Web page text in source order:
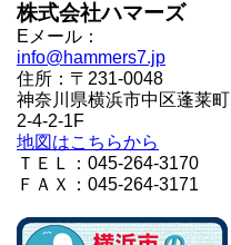
株式会社ハマーズ
Eメール：
info@hammers7.jp
住所：〒231-0048
神奈川県横浜市中区蓬莱町
2-4-2-1F
地図はこちらから
ＴＥＬ：045-264-3170
ＦＡＸ：045-264-3171